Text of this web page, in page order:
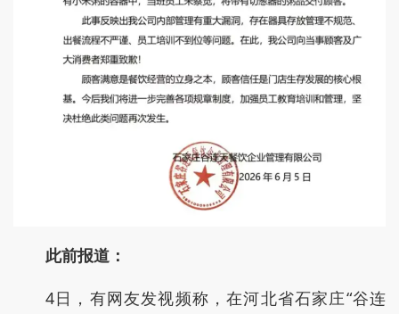
此前报道：
4日，有网友发视频称，在河北省石家庄“谷连